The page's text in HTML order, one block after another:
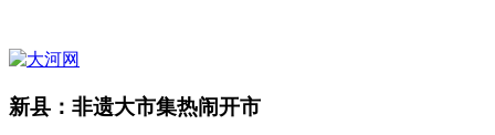
新县：非遗大市集热闹开市